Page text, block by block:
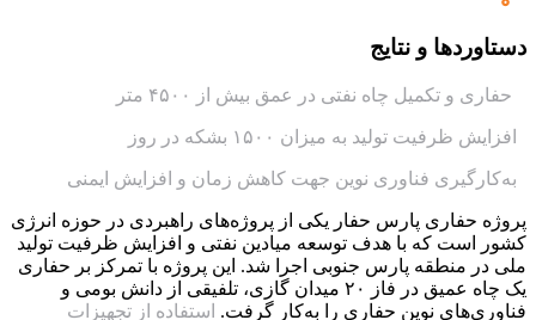
دستاوردها و نتایج
حفاری و تکمیل چاه نفتی در عمق بیش از ۴۵۰۰ متر
افزایش ظرفیت تولید به میزان ۱۵۰۰ بشکه در روز
به‌کارگیری فناوری نوین جهت کاهش زمان و افزایش ایمنی
پروژه حفاری پارس حفار یکی از پروژه‌های راهبردی در حوزه انرژی
کشور است که با هدف توسعه میادین نفتی و افزایش ظرفیت تولید
ملی در منطقه پارس جنوبی اجرا شد. این پروژه با تمرکز بر حفاری
یک چاه عمیق در فاز ۲۰ میدان گازی، تلفیقی از دانش بومی و
فناوری‌های نوین حفاری را به‌کار گرفت. استفاده از تجهیزات